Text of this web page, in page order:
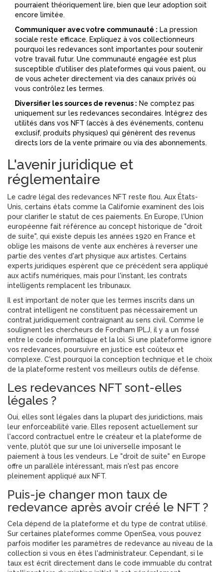
pourraient théoriquement lire, bien que leur adoption soit
encore limitée.
Communiquer avec votre communauté : La pression
sociale reste efficace. Expliquez à vos collectionneurs
pourquoi les redevances sont importantes pour soutenir
votre travail futur. Une communauté engagée est plus
susceptible d'utiliser des plateformes qui vous paient, ou
de vous acheter directement via des canaux privés où
vous contrôlez les termes.
Diversifier les sources de revenus : Ne comptez pas
uniquement sur les redevances secondaires. Intégrez des
utilités dans vos NFT (accès à des événements, contenu
exclusif, produits physiques) qui génèrent des revenus
directs lors de la vente primaire ou via des abonnements.
L'avenir juridique et
réglementaire
Le cadre légal des redevances NFT reste flou. Aux États-
Unis, certains états comme la Californie examinent des lois
pour clarifier le statut de ces paiements. En Europe, l'Union
européenne fait référence au concept historique de "droit
de suite", qui existe depuis les années 1920 en France et
oblige les maisons de vente aux enchères à reverser une
partie des ventes d'art physique aux artistes. Certains
experts juridiques espèrent que ce précédent sera appliqué
aux actifs numériques, mais pour l'instant, les contrats
intelligents remplacent les tribunaux.
Il est important de noter que les termes inscrits dans un
contrat intelligent ne constituent pas nécessairement un
contrat juridiquement contraignant au sens civil. Comme le
soulignent les chercheurs de Fordham IPLJ, il y a un fossé
entre le code informatique et la loi. Si une plateforme ignore
vos redevances, poursuivre en justice est coûteux et
complexe. C'est pourquoi la conception technique et le choix
de la plateforme restent vos meilleurs outils de défense.
Les redevances NFT sont-elles
légales ?
Oui, elles sont légales dans la plupart des juridictions, mais
leur enforceabilité varie. Elles reposent actuellement sur
l'accord contractuel entre le créateur et la plateforme de
vente, plutôt que sur une loi universelle imposant le
paiement à tous les vendeurs. Le "droit de suite" en Europe
offre un parallèle intéressant, mais n'est pas encore
pleinement appliqué aux NFT.
Puis-je changer mon taux de
redevance après avoir créé le NFT ?
Cela dépend de la plateforme et du type de contrat utilisé.
Sur certaines plateformes comme OpenSea, vous pouvez
parfois modifier les paramètres de redevance au niveau de la
collection si vous en êtes l'administrateur. Cependant, si le
taux est écrit directement dans le code immuable du contrat